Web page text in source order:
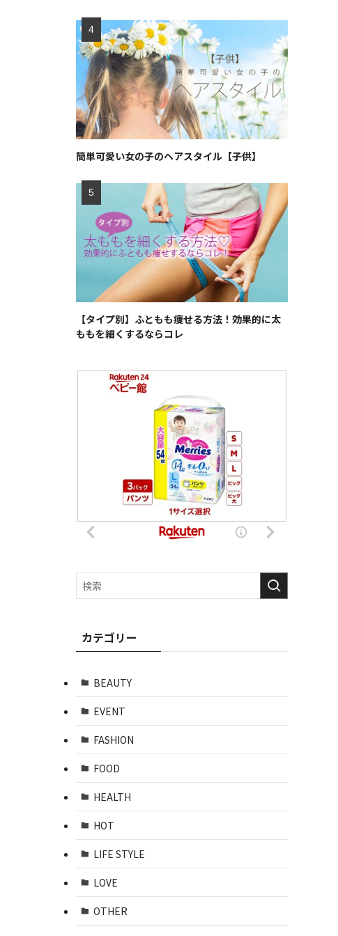
簡単可愛い女の子のヘアスタイル【子供】
【タイプ別】ふともも痩せる方法！効果的に太
ももを細くするならコレ
カテゴリー
BEAUTY
EVENT
FASHION
FOOD
HEALTH
HOT
LIFE STYLE
LOVE
OTHER